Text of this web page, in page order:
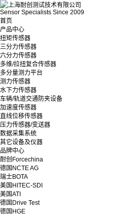
Sensor Specialists Since 2009
首页
产品中心
扭矩传感器
三分力传感器
六分力传感器
多维/拉扭复合传感器
多分量测力平台
测力传感器
水下力传感器
车辆/轨道交通防夹设备
加速度传感器
直线位移传感器
压力传感器/变送器
数据采集系统
其它设备及仪器
品牌中心
耐创Forcechina
德国NCTE AG
瑞士BOTA
美国HITEC-SDI
美国ATI
德国Drive Test
德国HGE